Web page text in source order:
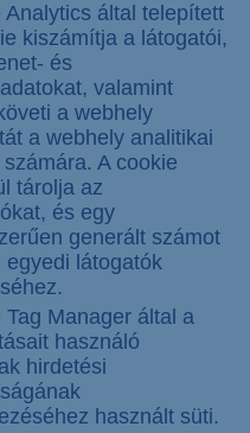
Analytics által telepített
kiszámítja a látogatói,
és
valamint
a webhely
a webhely analitikai
A cookie
tárolja az
és egy
generált számot
egyedi látogatók
Tag Manager által a
használó
hirdetési
használt süti.